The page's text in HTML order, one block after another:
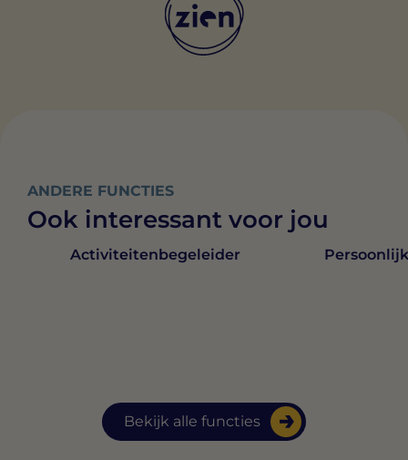
ANDERE FUNCTIES
Ook interessant voor jou
Bekijk alle functies
Activiteitenbegeleider